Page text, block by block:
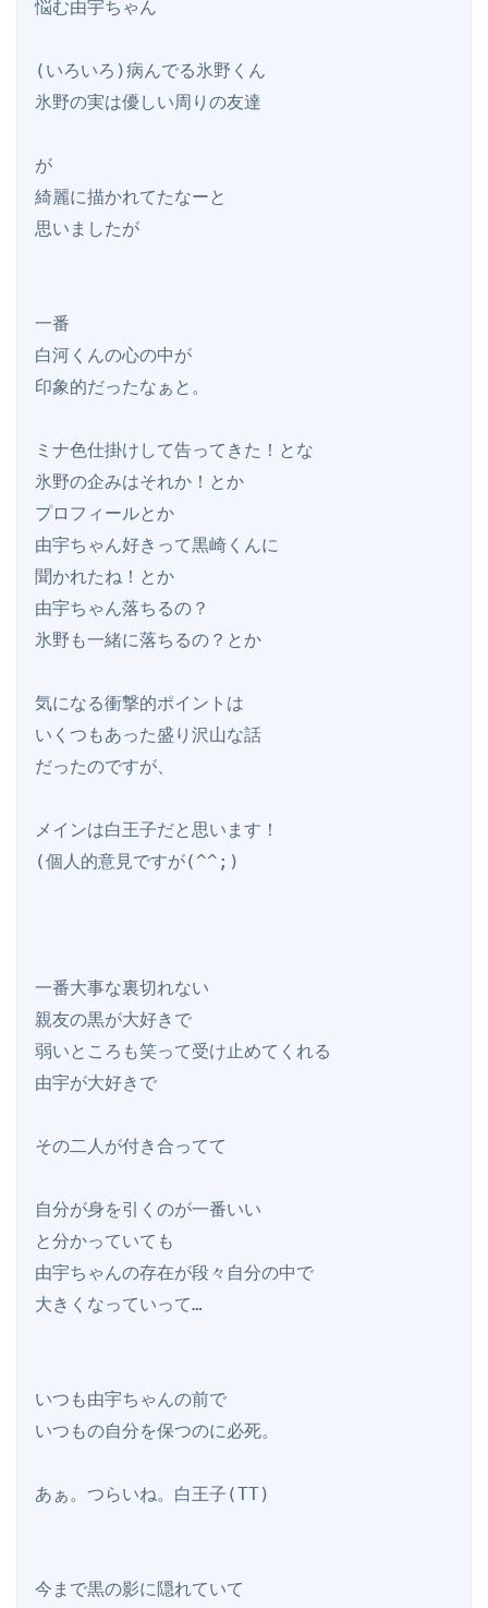
悩む由宇ちゃん
(いろいろ)病んでる氷野くん
氷野の実は優しい周りの友達
が
綺麗に描かれてたなーと
思いましたが
一番
白河くんの心の中が
印象的だったなぁと。
ミナ色仕掛けして告ってきた！とな
氷野の企みはそれか！とか
プロフィールとか
由宇ちゃん好きって黒崎くんに
聞かれたね！とか
由宇ちゃん落ちるの？
氷野も一緒に落ちるの？とか
気になる衝撃的ポイントは
いくつもあった盛り沢山な話
だったのですが、
メインは白王子だと思います！
(個人的意見ですが(^^;)
一番大事な裏切れない
親友の黒が大好きで
弱いところも笑って受け止めてくれる
由宇が大好きで
その二人が付き合ってて
自分が身を引くのが一番いい
と分かっていても
由宇ちゃんの存在が段々自分の中で
大きくなっていって…
いつも由宇ちゃんの前で
いつもの自分を保つのに必死。
あぁ。つらいね。白王子(TT)
今まで黒の影に隠れていて